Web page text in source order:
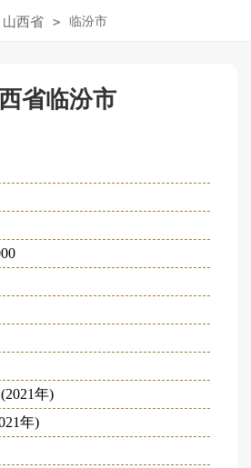
山西省 > 临汾市
省临汾市
年)
年)